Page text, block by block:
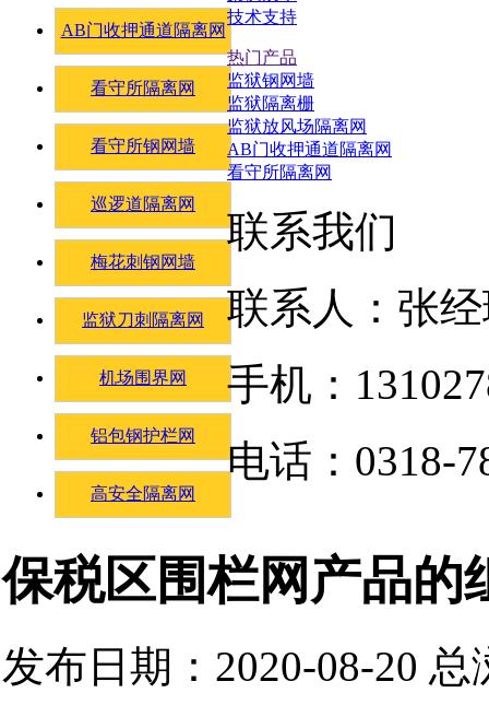
AB门收押通道隔离网
看守所隔离网
看守所钢网墙
巡逻道隔离网
梅花刺钢网墙
监狱刀刺隔离网
机场围界网
铝包钢护栏网
高安全隔离网
保税区围栏网产品的
发布日期：2020-08-20 总
技术支持
热门产品
监狱钢网墙
监狱隔离栅
监狱放风场隔离网
AB门收押通道隔离网
看守所隔离网
联系我们
联系人：张
手机：
电话：0318-